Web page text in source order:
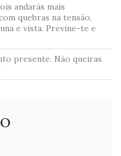
andarás mais
quebras na tensão,
e vista. Previne-te e
presente. Não queiras